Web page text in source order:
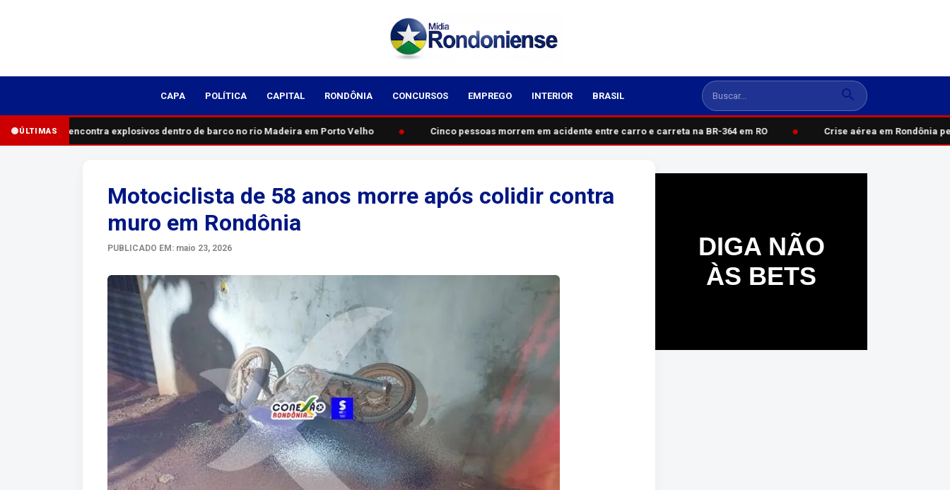
CAPA POLÍTICA CAPITAL RONDÔNIA CONCURSOS EMPREGO INTERIOR BRASIL
ÚLTIMAS
Polícia encontra explosivos dentro de barco no rio Madeira em Porto Velho Cinco pessoas morrem em acidente entre carro e carreta na BR-364 em RO Crise aérea em Rondônia
Motociclista de 58 anos morre após colidir contra
muro em Rondônia
PUBLICADO EM: maio 23, 2026
DIGA NÃO
ÀS BETS